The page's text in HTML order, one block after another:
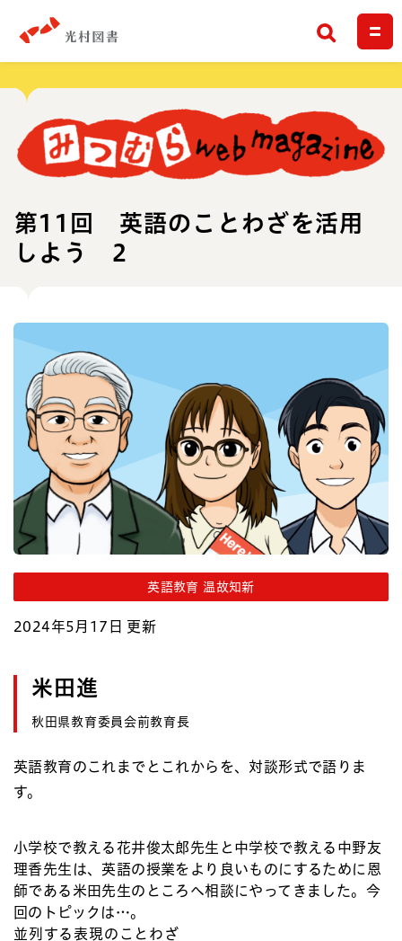
検索
第11回 英語のことわざを活用
しよう 2
英語教育 温故知新
2024年5月17日 更新
米田進
秋田県教育委員会前教育長
英語教育のこれまでとこれからを、対談形式で語りま
す。
小学校で教える花井俊太郎先生と中学校で教える中野友
理香先生は、英語の授業をより良いものにするために恩
師である米田先生のところへ相談にやってきました。今
回のトピックは…。
並列する表現のことわざ